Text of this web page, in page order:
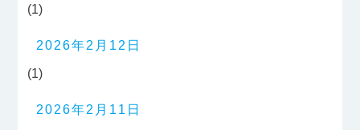
(1)
2026年2月12日
(1)
2026年2月11日